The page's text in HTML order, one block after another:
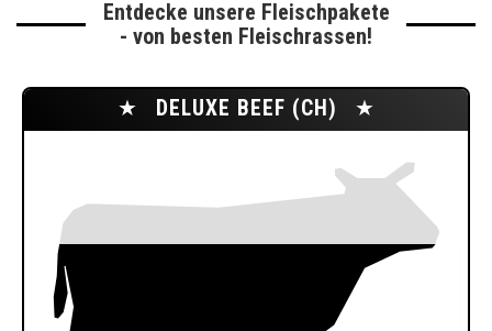
Entdecke unsere Fleischpakete
- von besten Fleischrassen!
★ DELUXE BEEF (CH) ★